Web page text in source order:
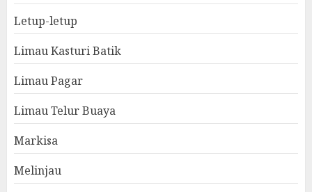
Letup-letup
Limau Kasturi Batik
Limau Pagar
Limau Telur Buaya
Markisa
Melinjau